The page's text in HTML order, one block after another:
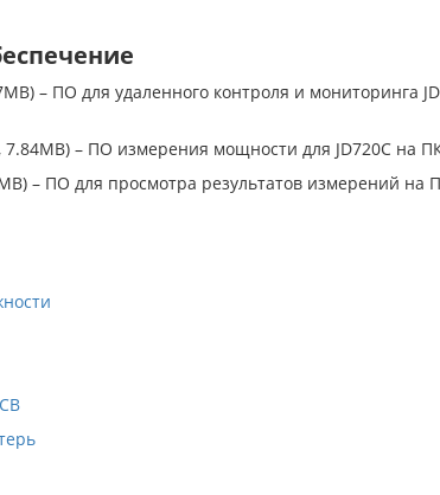
– ПО для удаленного контроля и мониторинга
7.84MB) – ПО измерения мощности для JD720C на
– ПО для просмотра результатов измерений на